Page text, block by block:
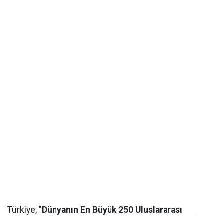
Türkiye, " Dünyanın En Büyük 250 Uluslararası